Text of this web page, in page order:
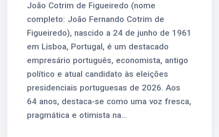
João Cotrim de Figueiredo (nome
completo: João Fernando Cotrim de
Figueiredo), nascido a 24 de junho de 1961
em Lisboa, Portugal, é um destacado
empresário português, economista, antigo
político e atual candidato às eleições
presidenciais portuguesas de 2026. Aos
64 anos, destaca-se como uma voz fresca,
pragmática e otimista na...